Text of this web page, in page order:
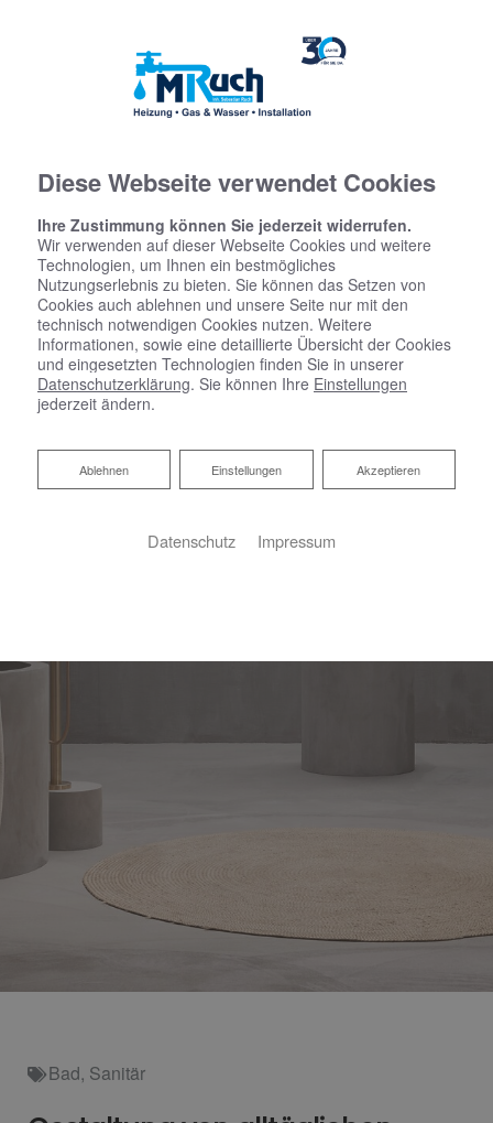
Bad, Sanitär
Diese Webseite verwendet Cookies
Ihre Zustimmung können Sie jederzeit widerrufen.
Wir verwenden auf dieser Webseite Cookies und weitere
Technologien, um Ihnen ein bestmögliches
Nutzungserlebnis zu bieten. Sie können das Setzen von
Cookies auch ablehnen und unsere Seite nur mit den
technisch notwendigen Cookies nutzen. Weitere
Informationen, sowie eine detaillierte Übersicht der Cookies
und eingesetzten Technologien finden Sie in unserer
Datenschutzerklärung. Sie können Ihre Einstellungen
jederzeit ändern.
Akzeptieren
Einstellungen
Ablehnen
Ablehnen
Datenschutz Impressum